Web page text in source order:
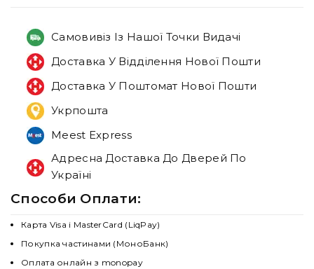
Самовивіз Із Нашої Точки Видачі
Доставка У Відділення Нової Пошти
Доставка У Поштомат Нової Пошти
Укрпошта
Meest Express
Адресна Доставка До Дверей По
Україні
Способи Оплати:
Карта Visa і MasterCard (LiqPay)
Покупка частинами (МоноБанк)
Оплата онлайн з monopay